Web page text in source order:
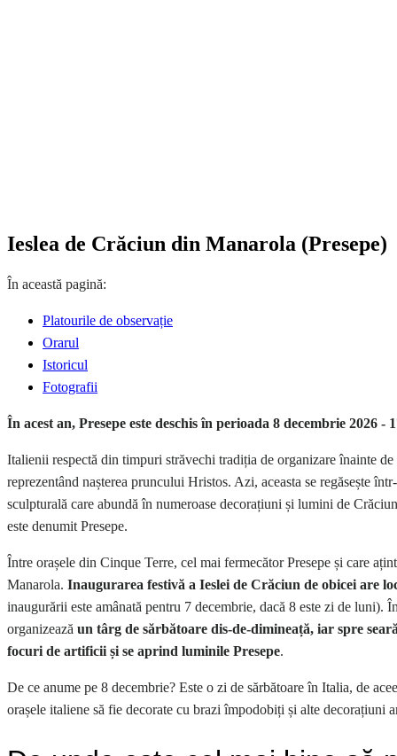
Ieslea de Crăciun din Manarola (Presepe)
În această pagină:
Platourile de observație
Orarul
Istoricul
Fotografii
În acest an, Presepe este deschis în perioada 8 decembrie 2026 -
Italienii respectă din timpuri străvechi tradiția de organizare înainte
reprezentând nașterea pruncului Hristos. Azi, aceasta se regăsește
sculpturală care abundă în numeroase decorațiuni și lumini de
este denumit Presepe.
Între orașele din Cinque Terre, cel mai fermecător Presepe și care
Manarola. Inaugurarea festivă a Ieslei de Crăciun de obicei are
inaugurării este amânată pentru 7 decembrie, dacă 8 este zi de luni).
organizează un târg de sărbătoare dis-de-dimineață, iar spre
focuri de artificii și se aprind luminile Presepe.
De ce anume pe 8 decembrie? Este o zi de sărbătoare în Italia, de
orașele italiene să fie decorate cu brazi împodobiți și alte decorațiuni